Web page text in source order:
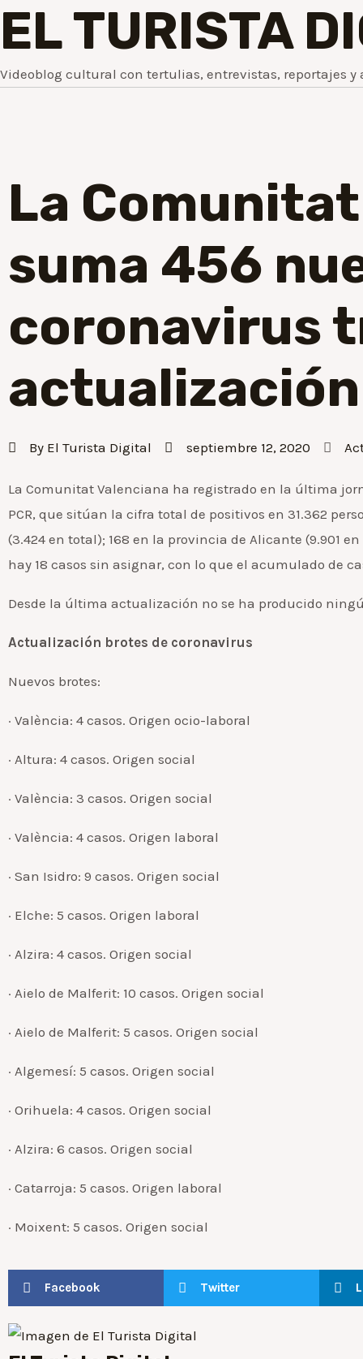
EL TURISTA
Videoblog cultural con tertulias, entrevistas, reportajes y
La
suma 456
coronavirus
actualización
By El Turista Digital septiembre 12, 2020
La Comunitat Valenciana ha registrado en la última
PCR, que sitúan la cifra total de positivos en 31.362
(3.424 en total); 168 en la provincia de Alicante (9.901
hay 18 casos sin asignar, con lo que el acumulado de
Desde la última actualización no se ha producido
Actualización brotes de coronavirus
Nuevos brotes:
· València: 4 casos. Origen ocio-laboral
· Altura: 4 casos. Origen social
· València: 3 casos. Origen social
· València: 4 casos. Origen laboral
· San Isidro: 9 casos. Origen social
· Elche: 5 casos. Origen laboral
· Alzira: 4 casos. Origen social
· Aielo de Malferit: 10 casos. Origen social
· Aielo de Malferit: 5 casos. Origen social
· Algemesí: 5 casos. Origen social
· Orihuela: 4 casos. Origen social
· Alzira: 6 casos. Origen social
· Catarroja: 5 casos. Origen laboral
· Moixent: 5 casos. Origen social
Facebook Twitter